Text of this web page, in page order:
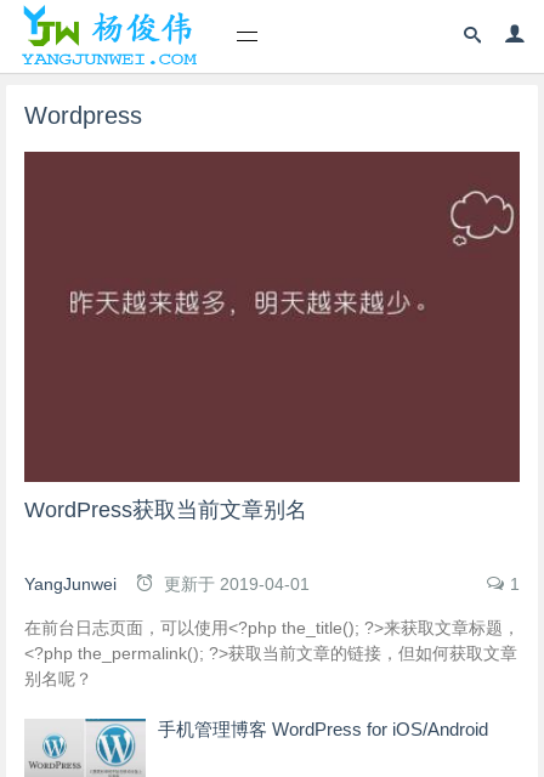
Wordpress
WordPress获取当前文章别名
YangJunwei 更新于 2019-04-01 1
在前台日志页面，可以使用<?php the_title(); ?>来获取文章标题，
<?php the_permalink(); ?>获取当前文章的链接，但如何获取文章
别名呢？
手机管理博客 WordPress for iOS/Android